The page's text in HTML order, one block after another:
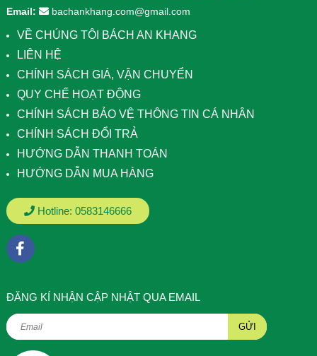
Email:
bachankhang.com@gmail.com
VỀ CHÚNG TÔI BÁCH AN KHANG
LIÊN HỆ
CHÍNH SÁCH GIÁ, VẬN CHUYỂN
QUY CHẾ HOẠT ĐỘNG
CHÍNH SÁCH BẢO VỆ THÔNG TIN CÁ NHÂN
CHÍNH SÁCH ĐỔI TRẢ
HƯỚNG DẪN THANH TOÁN
HƯỚNG DẪN MUA HÀNG
Hotline: 0583146666
ÐĂNG KÍ NHẬN CẬP NHẬT QUA EMAIL
GỬI